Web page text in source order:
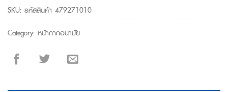
SKU: รหัสสินค้า 479271010
Category: หน้ากากอนามัย